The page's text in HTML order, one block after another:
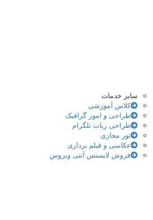
سایر خدمات
کلاس آموزشی
طراحی و امور گرافیک
طراحی ربات تلگرام
تور مجازی
عکاسی و فیلم برداری
فروش لایسنس آنتی ویروس